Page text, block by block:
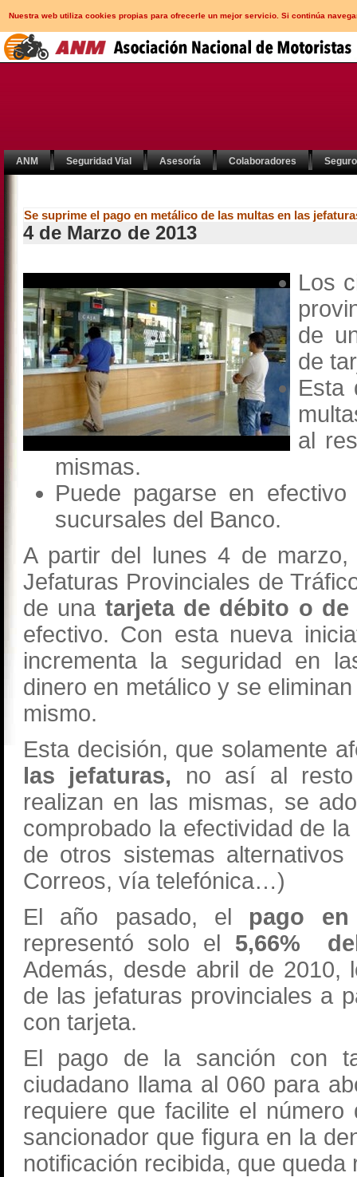
Nuestra web utiliza cookies propias para ofrecerle un mejor servicio. Si continúa
ANM Seguridad Vial Asesoría Colaboradores
Se suprime el pago en metálico de las multas en las
4 de Marzo de 2013
Los
de
de
Esta
al
mismas.
Puede pagarse en
sucursales del Banco.
A partir del lunes 4 de
Jefaturas Provinciales de
de una tarjeta de débito o de
efectivo. Con esta nueva
incrementa la seguridad en
dinero en metálico y se
mismo.
Esta decisión, que solamente
las jefaturas, no así al resto
realizan en las mismas, se
comprobado la efectividad de
de otros sistemas
Correos, vía telefónica…)
El año pasado, el pago en
representó solo el 5,66%
Además, desde abril de 2010,
de las jefaturas provinciales a
con tarjeta.
El pago de la sanción con
ciudadano llama al 060 para
requiere que facilite el
sancionador que figura en la
notificación recibida, que